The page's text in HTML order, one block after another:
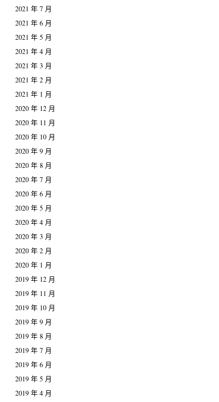
2021 年 7 月
2021 年 6 月
2021 年 5 月
2021 年 4 月
2021 年 3 月
2021 年 2 月
2021 年 1 月
2020 年 12 月
2020 年 11 月
2020 年 10 月
2020 年 9 月
2020 年 8 月
2020 年 7 月
2020 年 6 月
2020 年 5 月
2020 年 4 月
2020 年 3 月
2020 年 2 月
2020 年 1 月
2019 年 12 月
2019 年 11 月
2019 年 10 月
2019 年 9 月
2019 年 8 月
2019 年 7 月
2019 年 6 月
2019 年 5 月
2019 年 4 月